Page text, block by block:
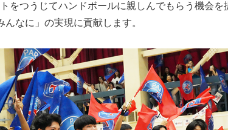
をつうじてハンドボールに親しんでもらう機会
なに」の実現に貢献します。